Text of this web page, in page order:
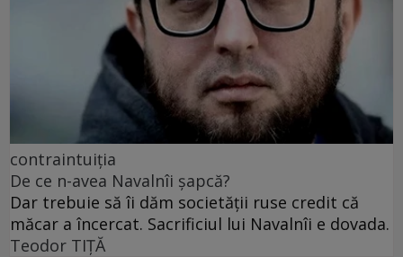
contraintuiția
De ce n-avea Navalnîi șapcă?
Dar trebuie să îi dăm societății ruse credit că
măcar a încercat. Sacrificiul lui Navalnîi e dovada.
Teodor TIŢĂ